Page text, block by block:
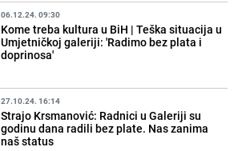
06.12.24. 09:30
Kome treba kultura u BiH | Teška situacija u
Umjetničkoj galeriji: 'Radimo bez plata i
doprinosa'
27.10.24. 16:14
Strajo Krsmanović: Radnici u Galeriji su
godinu dana radili bez plate. Nas zanima
naš status